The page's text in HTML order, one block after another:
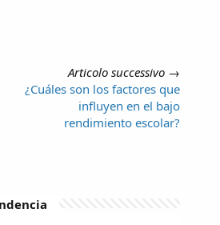
Articolo successivo →
¿Cuáles son los factores que
influyen en el bajo
rendimiento escolar?